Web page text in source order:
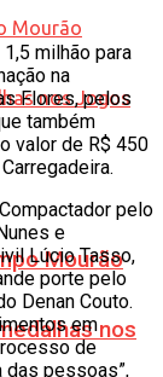
Mourão
nos
milhão para
na
Flores, pelos
também
valor de R$ 450
pelo
e
Lúcio Tasso,
porte pelo
Denan Couto.
em
de
das pessoas”,